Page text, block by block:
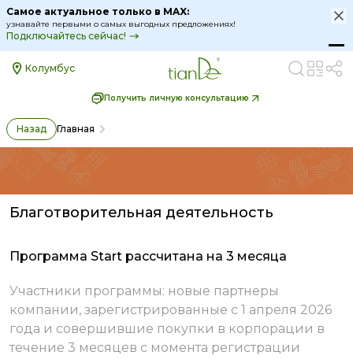
Самое актуальное только в MAX:
узнавайте первыми о самых выгодных предложениях!
Подключайтесь сейчас!
Колумбус
Получить личную консультацию
Назад Главная
Благотворительная деятельность
Программа Start рассчитана на 3 месяца
Участники программы: новые партнеры
компании, зарегистрированные с 1 апреля 2026
года и совершившие покупки в корпорации в
течение 3 месяцев с момента регистрации